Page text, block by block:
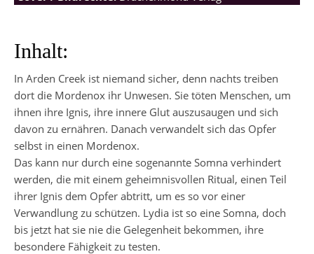
Inhalt:
In Arden Creek ist niemand sicher, denn nachts treiben
dort die Mordenox ihr Unwesen. Sie töten Menschen, um
ihnen ihre Ignis, ihre innere Glut auszusaugen und sich
davon zu ernähren. Danach verwandelt sich das Opfer
selbst in einen Mordenox.
Das kann nur durch eine sogenannte Somna verhindert
werden, die mit einem geheimnisvollen Ritual, einen Teil
ihrer Ignis dem Opfer abtritt, um es so vor einer
Verwandlung zu schützen. Lydia ist so eine Somna, doch
bis jetzt hat sie nie die Gelegenheit bekommen, ihre
besondere Fähigkeit zu testen.